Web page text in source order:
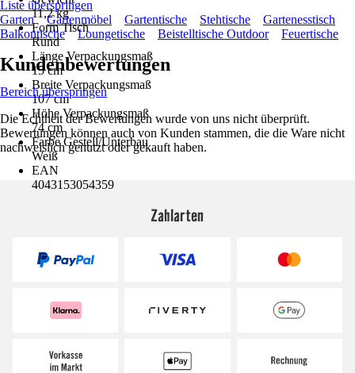
11,2 kg
Form Tisch
Rund
Länge Verpackungsmaß
15 cm
Breite Verpackungsmaß
107 cm
Höhe Verpackungsmaß
74 cm
Farbe Gestell/Unterbau
Weiß
EAN
4043153054359
Liste überspringen
Garten
Gartenmöbel Gartentische Stehtische
Gartenesstisch
Balkontische
Loungetische Beistelltische Outdoor Feuertische
Kundenbewertungen
Bereich überspringen
Die Echtheit der Bewertungen wurde von uns nicht überprüft.
Bewertungen können auch von Kunden stammen, die die Ware nicht
nachweislich genutzt oder gekauft haben.
Zahlarten